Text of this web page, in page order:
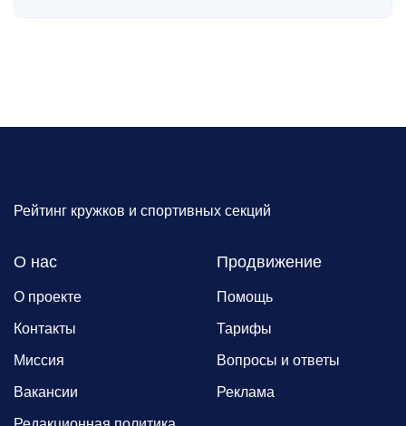
Рейтинг кружков и спортивных секций
О нас
О проекте
Контакты
Миссия
Вакансии
Продвижение
Помощь
Тарифы
Вопросы и ответы
Реклама